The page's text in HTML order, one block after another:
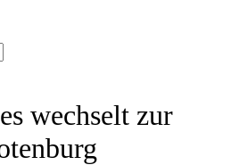
wechselt zur